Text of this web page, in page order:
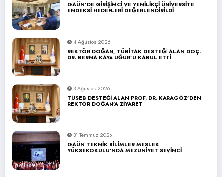
GAÜN’DE GİRİŞİMCİ VE YENİLİKÇİ ÜNİVERSİTE
ENDEKSİ HEDEFLERİ DEĞERLENDİRİLDİ
4 Ağustos 2026
REKTÖR DOĞAN, TÜBİTAK DESTEĞİ ALAN DOÇ.
DR. BERNA KAYA UĞUR’U KABUL ETTİ
3 Ağustos 2026
TÜSEB DESTEĞİ ALAN PROF. DR. KARAGÖZ’DEN
REKTÖR DOĞAN’A ZİYARET
31 Temmuz 2026
GAÜN TEKNİK BİLİMLER MESLEK
YÜKSEKOKULU’NDA MEZUNİYET SEVİNCİ